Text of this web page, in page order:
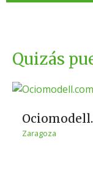
Quizás
Zaragoza